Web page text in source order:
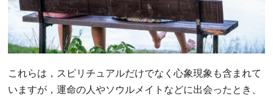
これらは，スピリチュアルだけでなく心象現象も含まれて
いますが，運命の人やソウルメイトなどに出会ったとき、